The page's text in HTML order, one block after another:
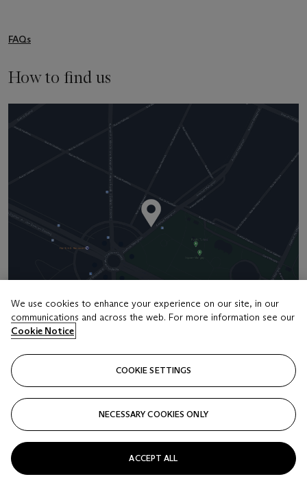
FAQs
How to find us
Address
9 Avenue Matignon
Contact us
+33 (0) 1 40 76 85 85
clientservicesparis@christies.com
Launchpad
We use cookies to enhance your experience on our site, in our
communications and across the web. For more information see our
Cookie Notice
COOKIE SETTINGS
NECESSARY COOKIES ONLY
ACCEPT ALL